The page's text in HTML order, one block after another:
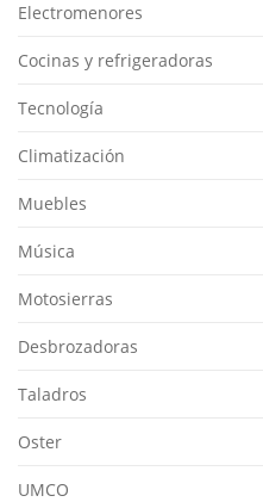
Electromenores
Cocinas y refrigeradoras
Tecnología
Climatización
Muebles
Música
Motosierras
Desbrozadoras
Taladros
Oster
UMCO